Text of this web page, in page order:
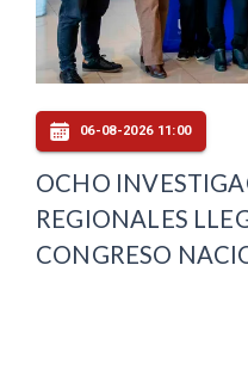
06-08-2026 11:00
OCHO
REGIONALES
CONGRESO